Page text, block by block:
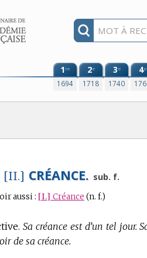
1re
1694
2e
1718
3e
1740
4e
[II.] CRÉANCE. sub. f.
aussi : [I.] Créance (n. f.)
Sa créance est d’un tel jour.
de sa créance.